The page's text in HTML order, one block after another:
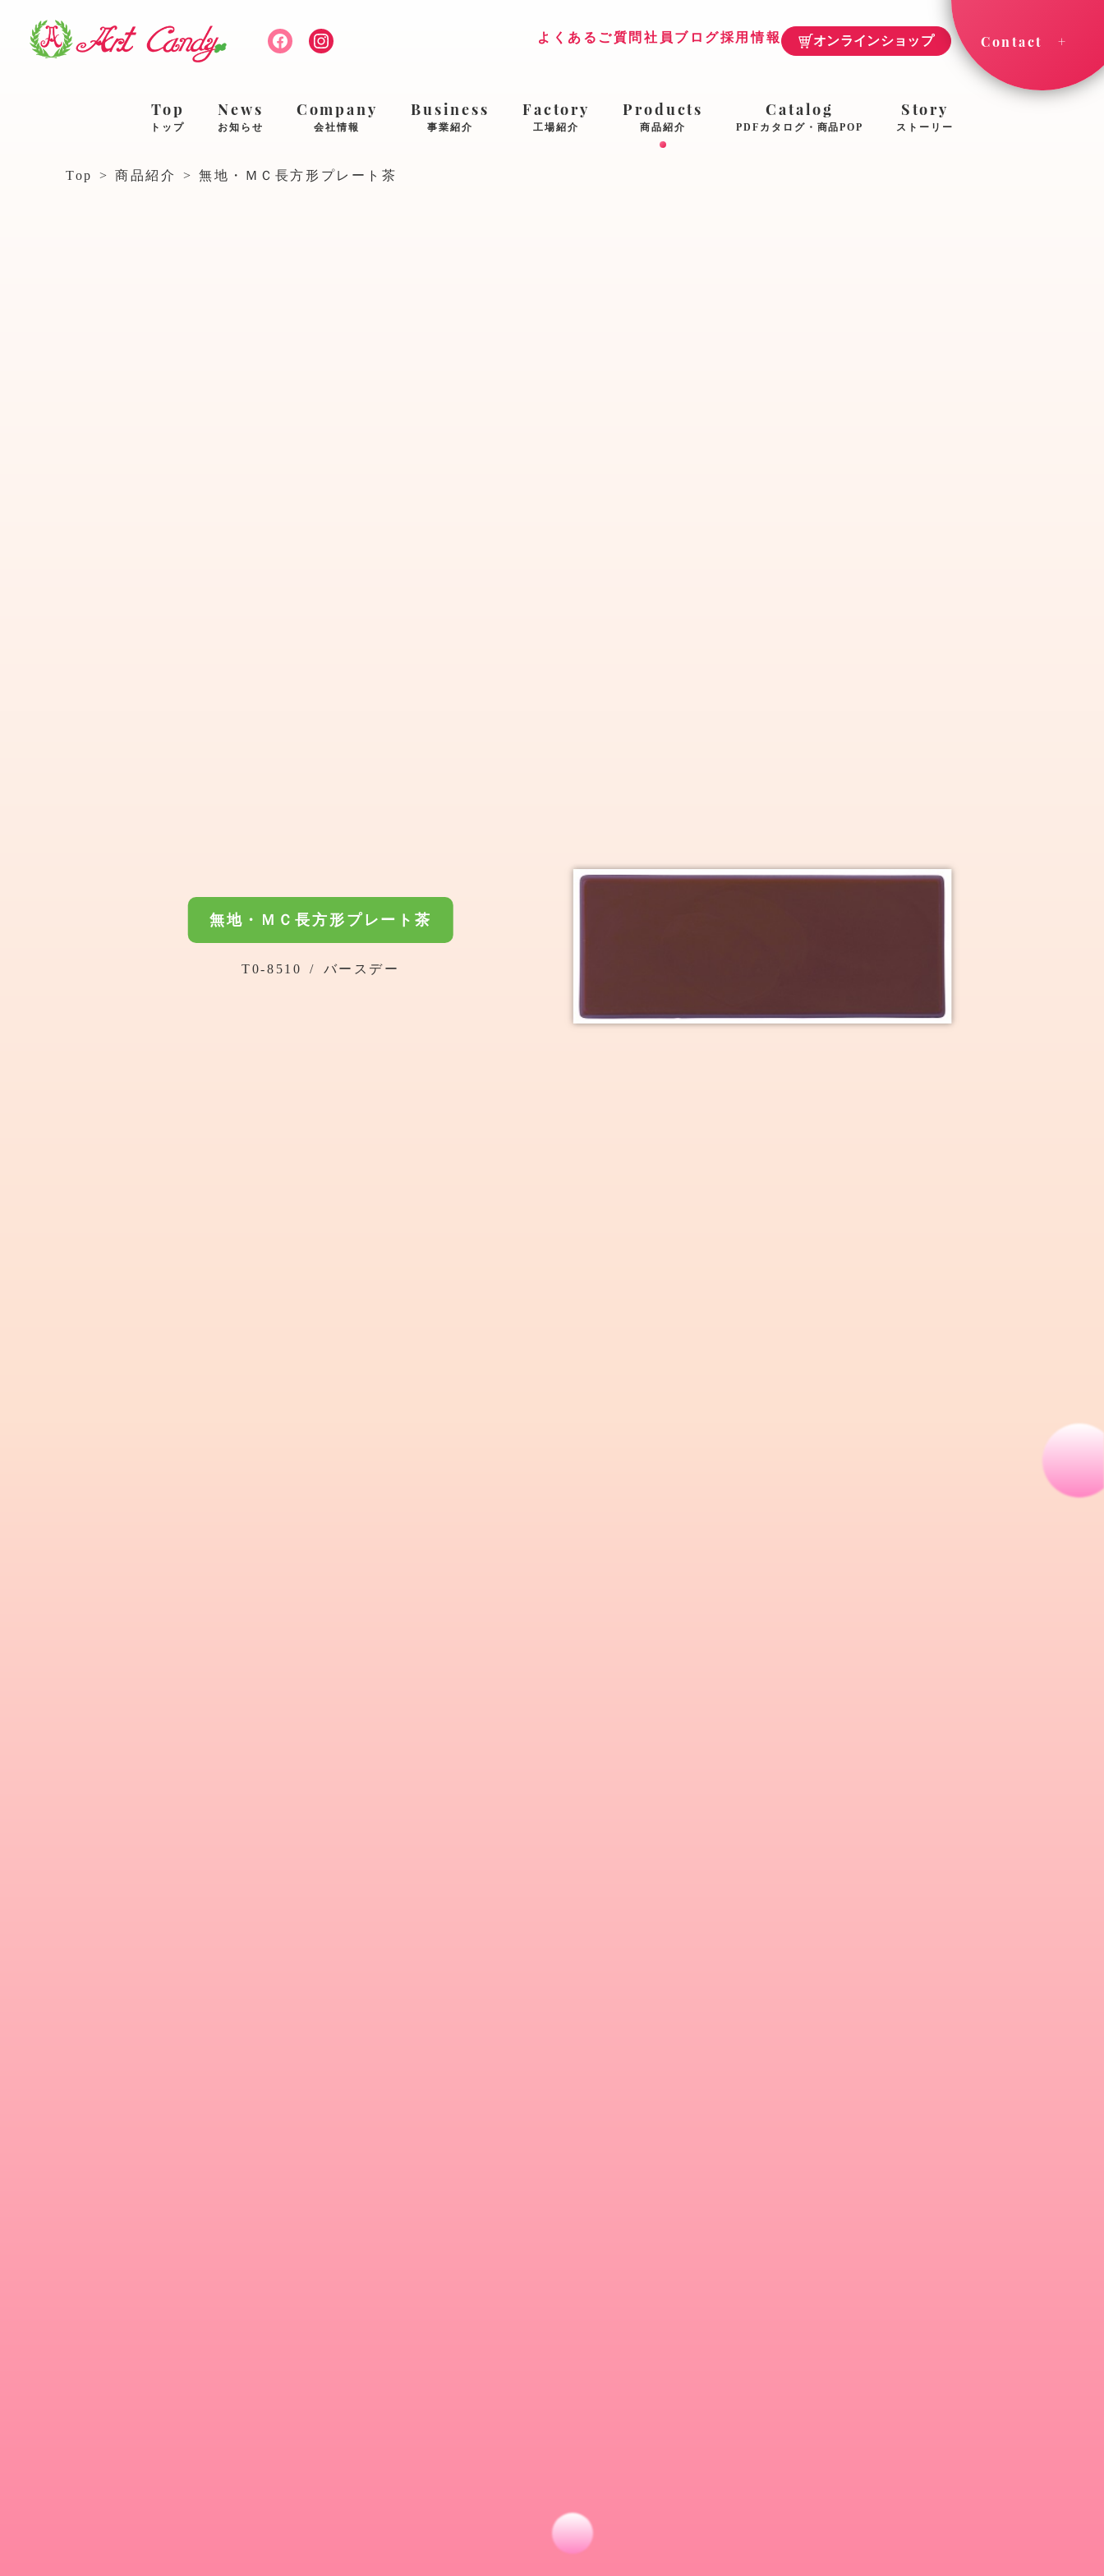
よくあるご質問社員ブログ採用情報 オンラインショップ Contact
Top
トップ
News
お知らせ
Company
会社情報
Business
事業紹介
Factory
工場紹介
Products
商品紹介
Catalog
PDFカタログ・商品POP
Story
ストーリー
Top > 商品紹介 > 無地・ＭＣ長方形プレート茶
無地・ＭＣ長方形プレート茶
T0-8510 / バースデー